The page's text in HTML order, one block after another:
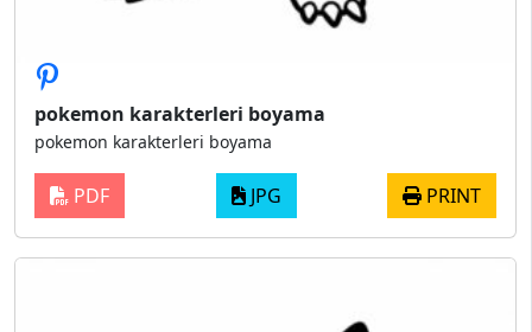
pokemon karakterleri boyama
pokemon karakterleri boyama
PDF JPG PRINT